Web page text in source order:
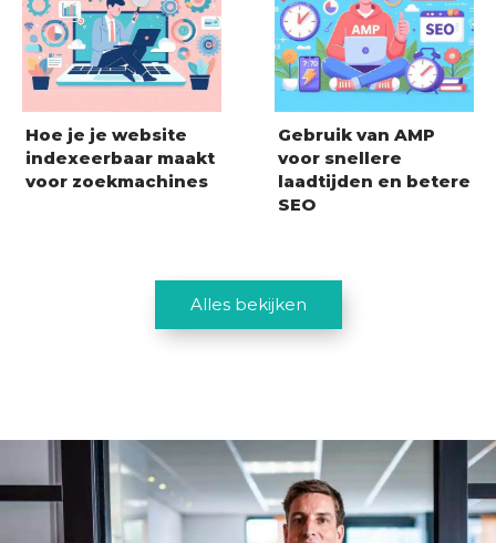
Hoe je je website
indexeerbaar maakt
voor zoekmachines
Gebruik van AMP
voor snellere
laadtijden en betere
SEO
Alles bekijken